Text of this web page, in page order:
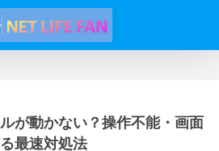
が動かない？操作不能・画面
最速対処法